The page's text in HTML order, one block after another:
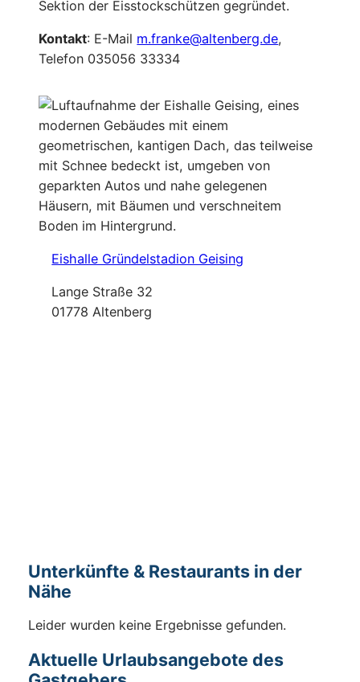
Sektion der Eisstockschützen gegründet.
Kontakt: E-Mail m.franke@altenberg.de,
Telefon 035056 33334
Eishalle Gründelstadion Geising
Lange Straße 32
01778 Altenberg
Unterkünfte & Restaurants in der
Nähe
Leider wurden keine Ergebnisse gefunden.
Aktuelle Urlaubsangebote des